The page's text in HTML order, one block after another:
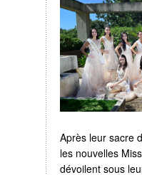
Après leur sacre
les nouvelles
dévoilent sous